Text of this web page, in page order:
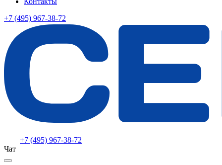
+7 (495) 967-38-72
+7 (495) 967-38-72
Чат